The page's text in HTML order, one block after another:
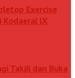
Exercise
Kodaeral lX
Takjil dan Buka